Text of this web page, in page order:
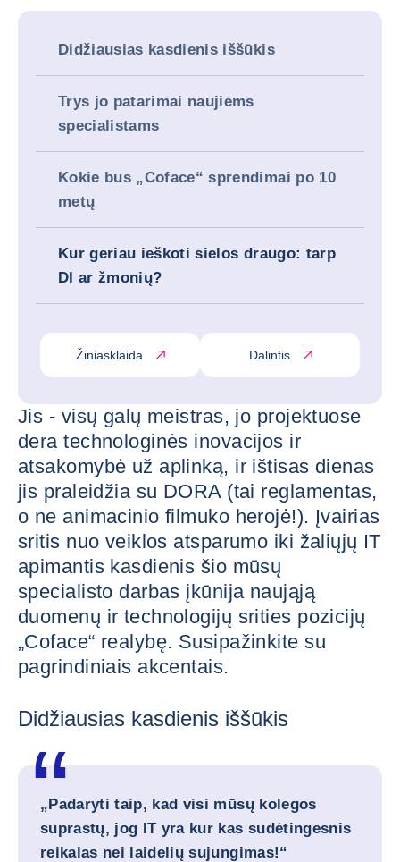
Didžiausias kasdienis iššūkis
Trys jo patarimai naujiems
specialistams
Kokie bus „Coface“ sprendimai po 10
metų
Kur geriau ieškoti sielos draugo: tarp
DI ar žmonių?
Žiniasklaida Dalintis
Jis - visų galų meistras, jo projektuose
dera technologinės inovacijos ir
atsakomybė už aplinką, ir ištisas dienas
jis praleidžia su DORA (tai reglamentas,
o ne animacinio filmuko herojė!). Įvairias
sritis nuo veiklos atsparumo iki žaliųjų IT
apimantis kasdienis šio mūsų
specialisto darbas įkūnija naująją
duomenų ir technologijų srities pozicijų
„Coface“ realybę. Susipažinkite su
pagrindiniais akcentais.
Didžiausias kasdienis iššūkis
„Padaryti taip, kad visi mūsų kolegos
suprastų, jog IT yra kur kas sudėtingesnis
reikalas nei laidelių sujungimas!“